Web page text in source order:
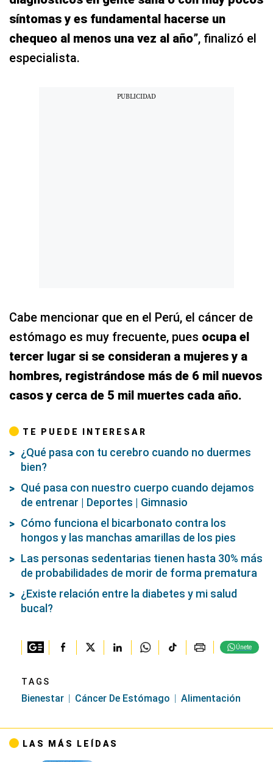
síntomas y es fundamental hacerse un
chequeo al menos una vez al año”, finalizó el
especialista.
Cabe mencionar que en el Perú, el cáncer de
estómago es muy frecuente, pues ocupa el
tercer lugar si se consideran a mujeres y a
hombres, registrándose más de 6 mil nuevos
casos y cerca de 5 mil muertes cada año.
TE PUEDE INTERESAR
¿Qué pasa con tu cerebro cuando no duermes
bien?
Qué pasa con nuestro cuerpo cuando dejamos
de entrenar | Deportes | Gimnasio
Cómo funciona el bicarbonato contra los
hongos y las manchas amarillas de los pies
Las personas sedentarias tienen hasta 30% más
de probabilidades de morir de forma prematura
¿Existe relación entre la diabetes y mi salud
bucal?
Únete
TAGS
Bienestar Cáncer De Estómago Alimentación
LAS MÁS LEÍDAS